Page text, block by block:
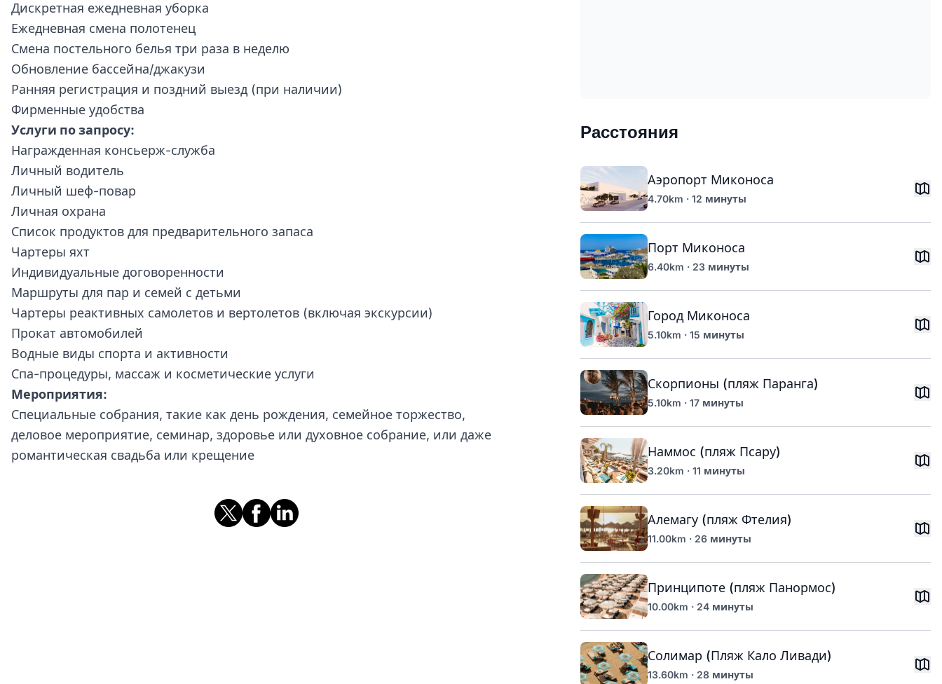
Дискретная ежедневная уборка
Ежедневная смена полотенец
Смена постельного белья три раза в неделю
Обновление бассейна/джакузи
Ранняя регистрация и поздний выезд (при наличии)
Фирменные удобства
Услуги по запросу:
Награжденная консьерж-служба
Личный водитель
Личный шеф-повар
Личная охрана
Список продуктов для предварительного запаса
Чартеры яхт
Индивидуальные договоренности
Маршруты для пар и семей с детьми
Чартеры реактивных самолетов и вертолетов (включая экскурсии)
Прокат автомобилей
Водные виды спорта и активности
Спа-процедуры, массаж и косметические услуги
Мероприятия:
Специальные собрания, такие как день рождения, семейное торжество,
деловое мероприятие, семинар, здоровье или духовное собрание, или даже
романтическая свадьба или крещение
Расстояния
Аэропорт Миконоса
4.70km · 12 минуты
Порт Миконоса
6.40km · 23 минуты
Город Миконоса
5.10km · 15 минуты
Скорпионы (пляж Паранга)
5.10km · 17 минуты
Наммос (пляж Псару)
3.20km · 11 минуты
Алемагу (пляж Фтелия)
11.00km · 26 минуты
Принципоте (пляж Панормос)
10.00km · 24 минуты
Солимар (Пляж Кало Ливади)
13.60km · 28 минуты